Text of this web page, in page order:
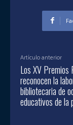
Artículo anterior
Los XV Premios
reconocen la
bibliotecaria de
educativos de la